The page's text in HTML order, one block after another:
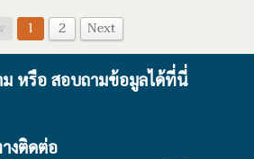
1 2 Next
หรือ สอบถามข้อมูลได้ที่นี่
ดต่อ